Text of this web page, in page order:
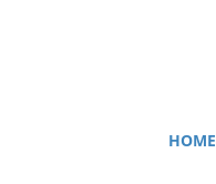
HOME